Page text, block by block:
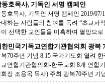
동호목사, 기독인 서명 캠페인
동호목사, 기독인 서명 캠페인 2019/
대하는 사람들의 참여를 독려 “초교파
이 선택한 교인들을 미혹하여 멸망으로
한민국기독교연합기관협의회 광복
복70주년 기념 8.15 국가기도회 열려
교연합기관협의회-한국교회 8개 연
장 조용목 목사) 주최 광복70주년 기